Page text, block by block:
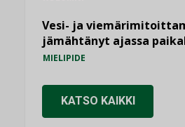
Vesi- ja
jämähtänyt ajassa
MIELIPIDE
KATSO KAIKKI